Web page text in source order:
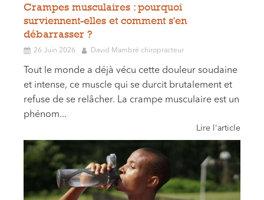
Crampes musculaires : pourquoi
surviennent-elles et comment s'en
débarrasser ?
26 Juin 2026 David Mambré chiropracteur
Tout le monde a déjà vécu cette douleur soudaine
et intense, ce muscle qui se durcit brutalement et
refuse de se relâcher. La crampe musculaire est un
phénom...
Lire l'article